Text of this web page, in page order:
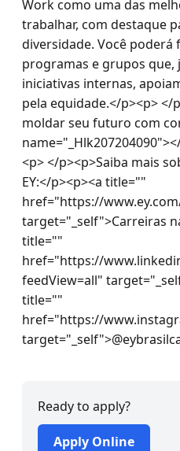
Work como uma das
trabalhar, com destaque
diversidade. Você poderá
programas e grupos que,
iniciativas internas,
pela equidade.</p><p>
moldar seu futuro com
<p> </p><p>Saiba mais
EY:</p><p><a title=""
href="https://
target="_self">Carreiras
title=""
href="https://
feedView=all"
title=""
href="https://
Ready to apply?
Apply Online